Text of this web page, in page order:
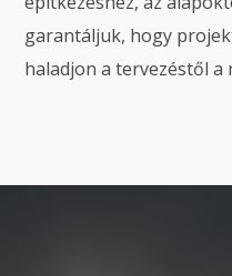
garantáljuk, hogy
haladjon a tervezéstől a